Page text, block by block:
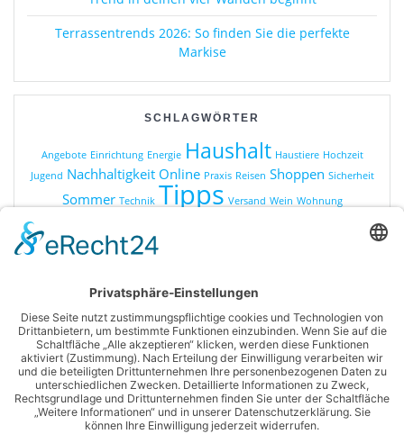
Terrassentrends 2026: So finden Sie die perfekte
Markise
SCHLAGWÖRTER
Angebote Einrichtung Energie Haushalt Haustiere Hochzeit
Jugend Nachhaltigkeit Online Praxis Reisen Shoppen Sicherheit
Sommer Technik Tipps Versand Wein Wohnung
Online Shopping
Produkte
Ratgeber
Sonstiges